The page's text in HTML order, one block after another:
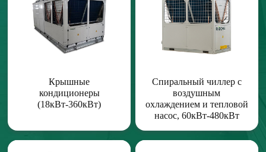
Крышные
кондиционеры
(18кВт-360кВт)
Спиральный чиллер с
воздушным
охлаждением и тепловой
насос, 60кВт-480кВт